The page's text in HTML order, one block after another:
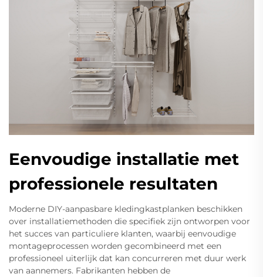
Eenvoudige installatie met
professionele resultaten
Moderne DIY-aanpasbare kledingkastplanken beschikken
over installatiemethoden die specifiek zijn ontworpen voor
het succes van particuliere klanten, waarbij eenvoudige
montageprocessen worden gecombineerd met een
professioneel uiterlijk dat kan concurreren met duur werk
van aannemers. Fabrikanten hebben de